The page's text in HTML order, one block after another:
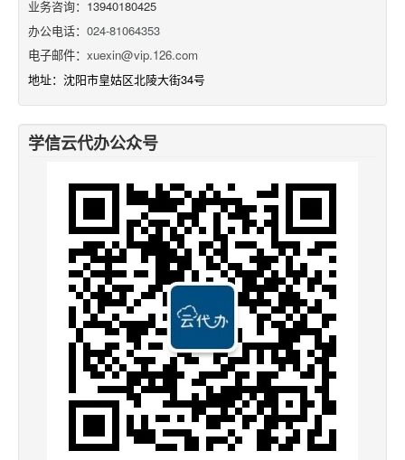
业务咨询：13940180425
办公电话： 024-81064353
电子邮件： xuexin@vip.126.com
地址：沈阳市皇姑区北陵大街34号
学信云代办公众号